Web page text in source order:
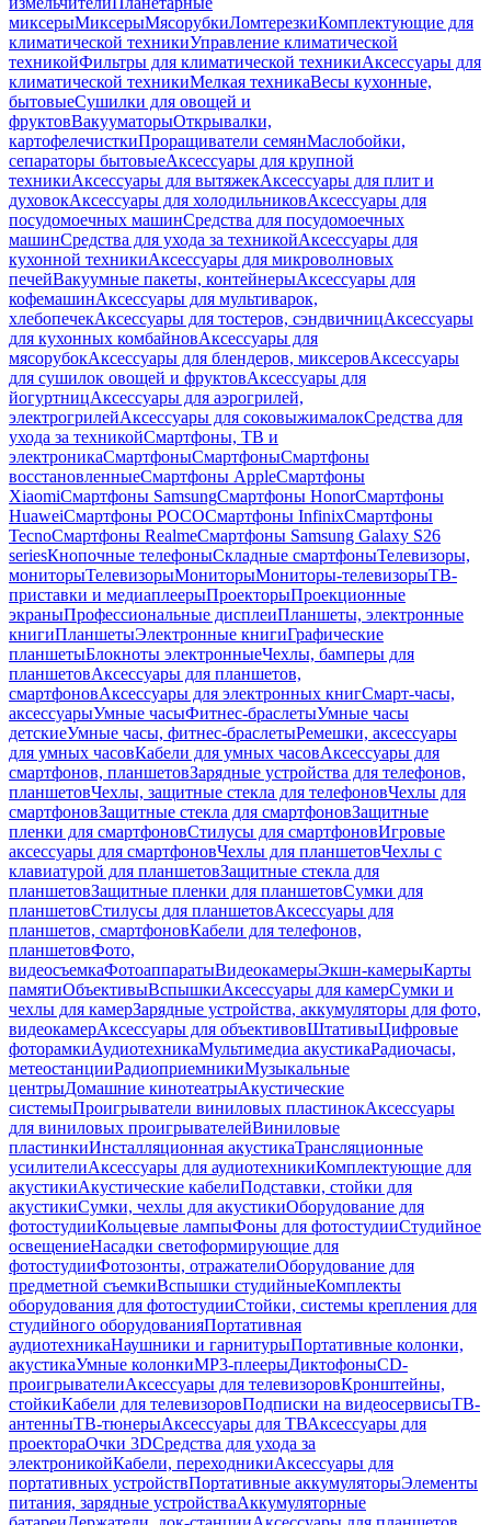
миксерыМиксерыМясорубкиЛомтерезкиКомплектующие для
климатической техникиУправление климатической
техникойФильтры для климатической техникиАксессуары для
климатической техникиМелкая техникаВесы кухонные,
бытовыеСушилки для овощей и
фруктовВакууматорыОткрывалки,
картофелечисткиПроращиватели семянМаслобойки,
сепараторы бытовыеАксессуары для крупной
техникиАксессуары для вытяжекАксессуары для плит и
духовокАксессуары для холодильниковАксессуары для
посудомоечных машинСредства для посудомоечных
машинСредства для ухода за техникойАксессуары для
кухонной техникиАксессуары для микроволновых
печейВакуумные пакеты, контейнерыАксессуары для
кофемашинАксессуары для мультиварок,
хлебопечекАксессуары для тостеров, сэндвичницАксессуары
для кухонных комбайновАксессуары для
мясорубокАксессуары для блендеров, миксеровАксессуары
для сушилок овощей и фруктовАксессуары для
йогуртницАксессуары для аэрогрилей,
электрогрилейАксессуары для соковыжималокСредства для
ухода за техникойСмартфоны, ТВ и
электроникаСмартфоныСмартфоныСмартфоны
восстановленныеСмартфоны AppleСмартфоны
XiaomiСмартфоны SamsungСмартфоны HonorСмартфоны
HuaweiСмартфоны POCOСмартфоны InfinixСмартфоны
TecnoСмартфоны RealmeСмартфоны Samsung Galaxy S26
seriesКнопочные телефоныСкладные смартфоныТелевизоры,
мониторыТелевизорыМониторыМониторы-телевизорыТВ-
приставки и медиаплеерыПроекторыПроекционные
экраныПрофессиональные дисплеиПланшеты, электронные
книгиПланшетыЭлектронные книгиГрафические
планшетыБлокноты электронныеЧехлы, бамперы для
планшетовАксессуары для планшетов,
смартфоновАксессуары для электронных книгСмарт-часы,
аксессуарыУмные часыФитнес-браслетыУмные часы
детскиеУмные часы, фитнес-браслетыРемешки, аксессуары
для умных часовКабели для умных часовАксессуары для
смартфонов, планшетовЗарядные устройства для телефонов,
планшетовЧехлы, защитные стекла для телефоновЧехлы для
смартфоновЗащитные стекла для смартфоновЗащитные
пленки для смартфоновСтилусы для смартфоновИгровые
аксессуары для смартфоновЧехлы для планшетовЧехлы с
клавиатурой для планшетовЗащитные стекла для
планшетовЗащитные пленки для планшетовСумки для
планшетовСтилусы для планшетовАксессуары для
планшетов, смартфоновКабели для телефонов,
планшетовФото,
видеосъемкаФотоаппаратыВидеокамерыЭкшн-камерыКарты
памятиОбъективыВспышкиАксессуары для камерСумки и
чехлы для камерЗарядные устройства, аккумуляторы для фото,
видеокамерАксессуары для объективовШтативыЦифровые
фоторамкиАудиотехникаМультимедиа акустикаРадиочасы,
метеостанцииРадиоприемникиМузыкальные
центрыДомашние кинотеатрыАкустические
системыПроигрыватели виниловых пластинокАксессуары
для виниловых проигрывателейВиниловые
пластинкиИнсталляционная акустикаТрансляционные
усилителиАксессуары для аудиотехникиКомплектующие для
акустикиАкустические кабелиПодставки, стойки для
акустикиСумки, чехлы для акустикиОборудование для
фотостудииКольцевые лампыФоны для фотостудииСтудийное
освещениеНасадки светоформирующие для
фотостудииФотозонты, отражателиОборудование для
предметной съемкиВспышки студийныеКомплекты
оборудования для фотостудииСтойки, системы крепления для
студийного оборудованияПортативная
аудиотехникаНаушники и гарнитурыПортативные колонки,
акустикаУмные колонкиMP3-плеерыДиктофоныCD-
проигрывателиАксессуары для телевизоровКронштейны,
стойкиКабели для телевизоровПодписки на видеосервисыТВ-
антенныТВ-тюнерыАксессуары для ТВАксессуары для
проектораОчки 3DСредства для ухода за
электроникойКабели, переходникиАксессуары для
портативных устройствПортативные аккумуляторыЭлементы
питания, зарядные устройстваАккумуляторные